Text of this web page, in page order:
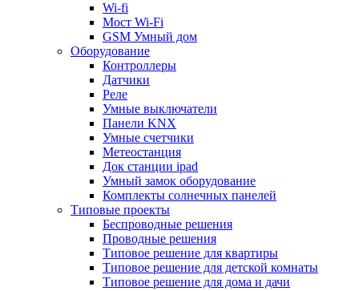
Wi-fi
Мост Wi-Fi
GSM Умный дом
Оборудование
Контроллеры
Датчики
Реле
Умные выключатели
Панели KNX
Умные счетчики
Метеостанция
Док станции ipad
Умный замок оборудование
Комплекты солнечных панелей
Типовые проекты
Беспроводные решения
Проводные решения
Типовое решение для квартиры
Типовое решение для детской комнаты
Типовое решение для дома и дачи